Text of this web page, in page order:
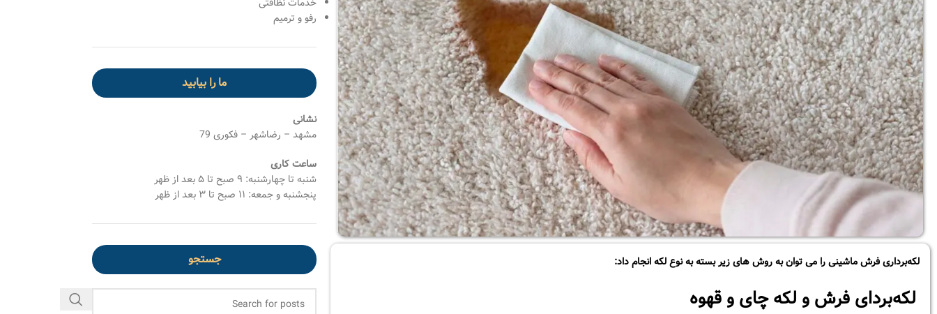
لکه‌برداری فرش ماشینی را می توان به روش های زیر بسته به نوع لکه انجام داد:
لکه‌بردای فرش و لکه چای و قهوه
رفو و ترمیم
ما را بیابید
نشانی
مشهد – رضاشهر – فکوری 79
ساعت کاری
شنبه تا چهارشنبه: ۹ صبح تا ۵ بعد از ظهر
پنجشنبه و جمعه: ۱۱ صبح تا ۳ بعد از ظهر
جستجو